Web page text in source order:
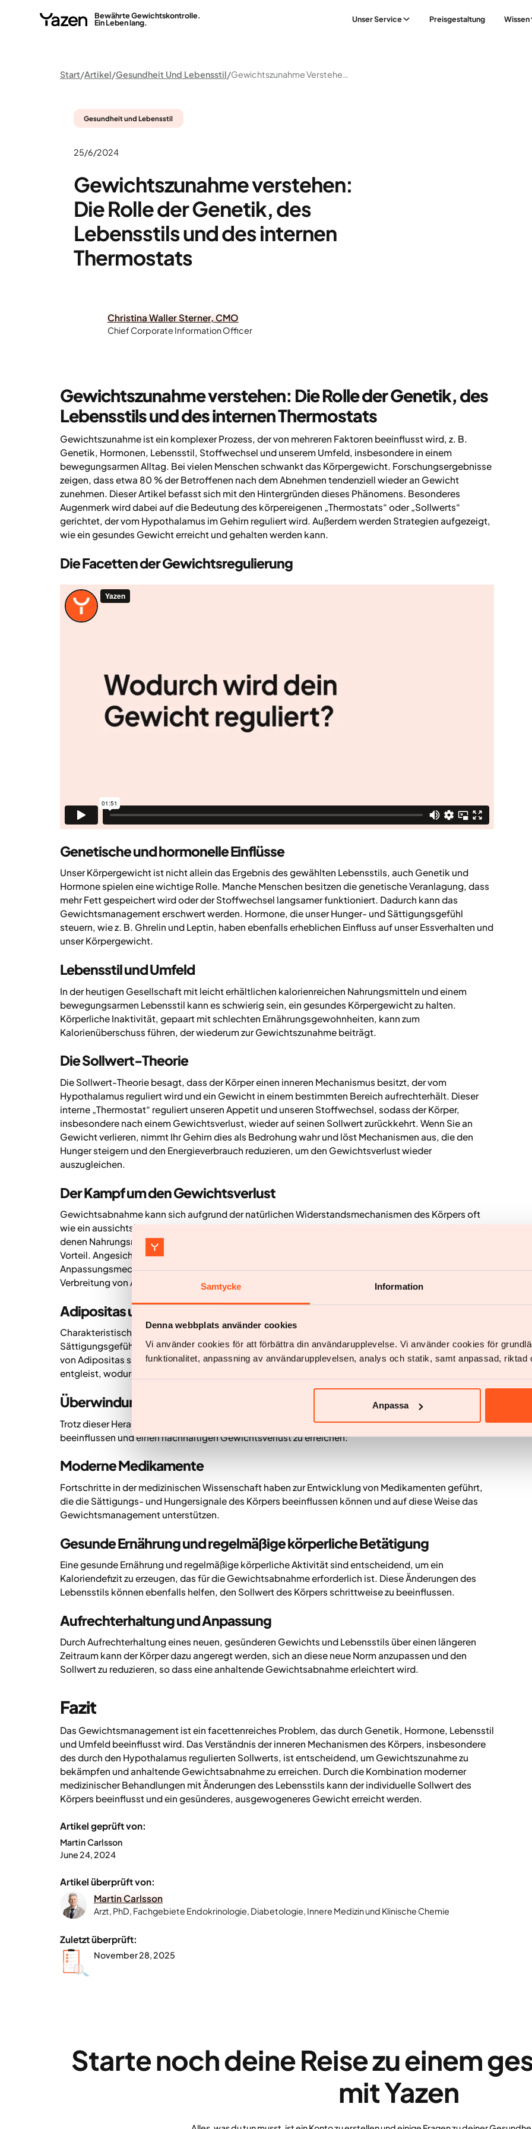
Samtycke Information
Denna webbplats använder cookies
Vi använder cookies för att förbättra din användarupplevelse. Vi använder cookies för
funktionalitet, anpassning av användarupplevelsen, analys och statik, samt anpassad, riktad
Anpassa
Bewährte Gewichtskontrolle.
Ein Leben lang. Unser Service Preisgestaltung Wissen
Start Artikel Gesundheit Und Lebensstil ‍Gewichtszunahme Verstehen: Die Rolle Der Genetik, Des Lebensstils Und Des Internen Thermostats
Gesundheit und Lebensstil
25/6/2024
‍Gewichtszunahme verstehen:
Die Rolle der Genetik, des
Lebensstils und des internen
Thermostats
Christina Waller Sterner, CMO
Chief Corporate Information Officer
Gewichtszunahme verstehen: Die Rolle der Genetik, des
Lebensstils und des internen Thermostats
Gewichtszunahme ist ein komplexer Prozess, der von mehreren Faktoren beeinflusst wird, z. B.
Genetik, Hormonen, Lebensstil, Stoffwechsel und unserem Umfeld, insbesondere in einem
bewegungsarmen Alltag. Bei vielen Menschen schwankt das Körpergewicht. Forschungsergebnisse
zeigen, dass etwa 80 % der Betroffenen nach dem Abnehmen tendenziell wieder an Gewicht
zunehmen. Dieser Artikel befasst sich mit den Hintergründen dieses Phänomens. Besonderes
Augenmerk wird dabei auf die Bedeutung des körpereigenen „Thermostats“ oder „Sollwerts“
gerichtet, der vom Hypothalamus im Gehirn reguliert wird. Außerdem werden Strategien aufgezeigt,
wie ein gesundes Gewicht erreicht und gehalten werden kann.
Die Facetten der Gewichtsregulierung
Genetische und hormonelle Einflüsse
Unser Körpergewicht ist nicht allein das Ergebnis des gewählten Lebensstils, auch Genetik und
Hormone spielen eine wichtige Rolle. Manche Menschen besitzen die genetische Veranlagung, dass
mehr Fett gespeichert wird oder der Stoffwechsel langsamer funktioniert. Dadurch kann das
Gewichtsmanagement erschwert werden. Hormone, die unser Hunger- und Sättigungsgefühl
steuern, wie z. B. Ghrelin und Leptin, haben ebenfalls erheblichen Einfluss auf unser Essverhalten und
unser Körpergewicht.
Lebensstil und Umfeld
In der heutigen Gesellschaft mit leicht erhältlichen kalorienreichen Nahrungsmitteln und einem
bewegungsarmen Lebensstil kann es schwierig sein, ein gesundes Körpergewicht zu halten.
Körperliche Inaktivität, gepaart mit schlechten Ernährungsgewohnheiten, kann zum
Kalorienüberschuss führen, der wiederum zur Gewichtszunahme beiträgt.
Die Sollwert-Theorie
Die Sollwert-Theorie besagt, dass der Körper einen inneren Mechanismus besitzt, der vom
Hypothalamus reguliert wird und ein Gewicht in einem bestimmten Bereich aufrechterhält. Dieser
interne „Thermostat“ reguliert unseren Appetit und unseren Stoffwechsel, sodass der Körper,
insbesondere nach einem Gewichtsverlust, wieder auf seinen Sollwert zurückkehrt. Wenn Sie an
Gewicht verlieren, nimmt Ihr Gehirn dies als Bedrohung wahr und löst Mechanismen aus, die den
Hunger steigern und den Energieverbrauch reduzieren, um den Gewichtsverlust wieder
auszugleichen.
Der Kampf um den Gewichtsverlust
Gewichtsabnahme kann sich aufgrund der natürlichen Widerstandsmechanismen des Körpers oft
wie ein aussichtsloser Kampf anfühlen. Diese Widerstandsmechanismen waren in früheren Zeiten, in
denen Nahrungsmittelknappheit häufig und Energiespeicher überlebenswichtig waren, von großem
Vorteil. Angesichts des reichlichen Nahrungsmittelangebots in der heutigen Zeit kann dieser
Anpassungsmechanismus das Abnehmen jedoch zu einer Herausforderung machen und zur
Verbreitung von Adipositas beitragen.
Adipositas und hormonelles Ungleichgewicht
Charakteristisch für Adipositas ist ein Ungleichgewicht der Hormone, die das Hunger- und
Sättigungsgefühl regulieren. Eine anhaltende Gewichtszunahme kann zu Adipositas führen. Im Fall
von Adipositas sind die Mechanismen des Körpers, die das Energiegleichgewicht aufrechterhalten,
entgleist, wodurch das Abnehmen erschwert wird.
Überwindung der Widerstandsmechanismen des Körpers
Trotz dieser Herausforderungen gibt es effektive Strategien, um den Sollwert des Körpers zu
beeinflussen und einen nachhaltigen Gewichtsverlust zu erreichen:
Moderne Medikamente
Fortschritte in der medizinischen Wissenschaft haben zur Entwicklung von Medikamenten geführt,
die die Sättigungs- und Hungersignale des Körpers beeinflussen können und auf diese Weise das
Gewichtsmanagement unterstützen.
Gesunde Ernährung und regelmäßige körperliche Betätigung
Eine gesunde Ernährung und regelmäßige körperliche Aktivität sind entscheidend, um ein
Kaloriendefizit zu erzeugen, das für die Gewichtsabnahme erforderlich ist. Diese Änderungen des
Lebensstils können ebenfalls helfen, den Sollwert des Körpers schrittweise zu beeinflussen.
Aufrechterhaltung und Anpassung
Durch Aufrechterhaltung eines neuen, gesünderen Gewichts und Lebensstils über einen längeren
Zeitraum kann der Körper dazu angeregt werden, sich an diese neue Norm anzupassen und den
Sollwert zu reduzieren, so dass eine anhaltende Gewichtsabnahme erleichtert wird.
Fazit
Das Gewichtsmanagement ist ein facettenreiches Problem, das durch Genetik, Hormone, Lebensstil
und Umfeld beeinflusst wird. Das Verständnis der inneren Mechanismen des Körpers, insbesondere
des durch den Hypothalamus regulierten Sollwerts, ist entscheidend, um Gewichtszunahme zu
bekämpfen und anhaltende Gewichtsabnahme zu erreichen. Durch die Kombination moderner
medizinischer Behandlungen mit Änderungen des Lebensstils kann der individuelle Sollwert des
Körpers beeinflusst und ein gesünderes, ausgewogeneres Gewicht erreicht werden.
Artikel geprüft von:
Martin Carlsson
June 24, 2024
Artikel überprüft von:
Martin Carlsson
Arzt, PhD, Fachgebiete Endokrinologie, Diabetologie, Innere Medizin und Klinische Chemie
Zuletzt überprüft:
November 28, 2025
Starte noch deine Reise zu einem
mit Yazen